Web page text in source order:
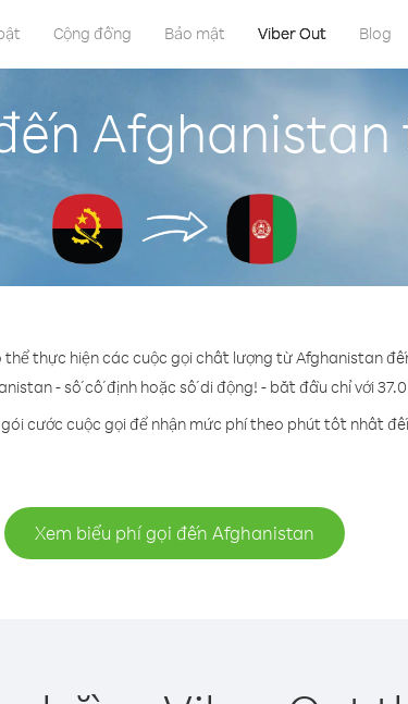
Cộng đồng Bảo mật Viber Out Blog
thể thực hiện các cuộc gọi chất lượng từ Afghanistan
- số cố định hoặc số di động! - bắt đầu chỉ với
cước cuộc gọi để nhận mức phí theo phút tốt nhất
Xem biểu phí gọi đến Afghanistan